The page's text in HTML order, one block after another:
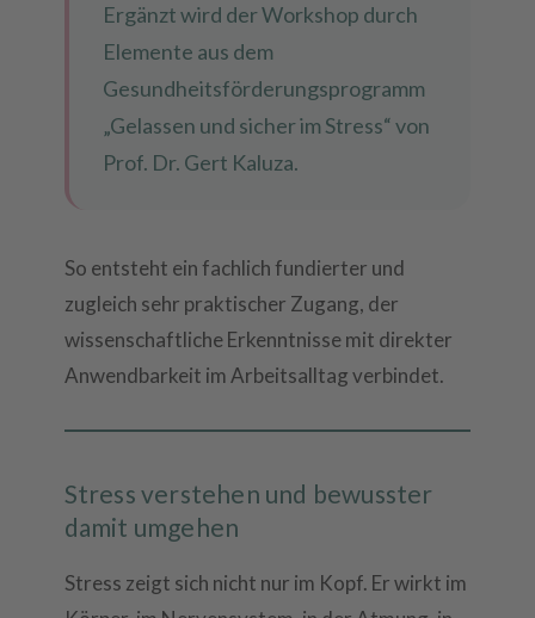
Ergänzt wird der Workshop durch
Elemente aus dem
Gesundheitsförderungsprogramm
„Gelassen und sicher im Stress“ von
Prof. Dr. Gert Kaluza.
So entsteht ein fachlich fundierter und
zugleich sehr praktischer Zugang, der
wissenschaftliche Erkenntnisse mit direkter
Anwendbarkeit im Arbeitsalltag verbindet.
Stress verstehen und bewusster
damit umgehen
Stress zeigt sich nicht nur im Kopf. Er wirkt im